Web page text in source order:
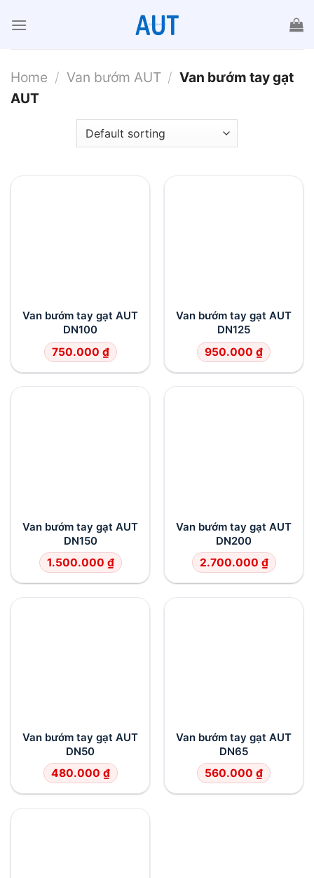
đến
Home / Van bướm AUT / Van bướm tay gạt
AUT
Van bướm tay gạt AUT
DN100
750.000 ₫
Van bướm tay gạt AUT
DN125
950.000 ₫
Van bướm tay gạt AUT
DN150
1.500.000 ₫
Van bướm tay gạt AUT
DN200
2.700.000 ₫
Van bướm tay gạt AUT
DN50
480.000 ₫
Van bướm tay gạt AUT
DN65
560.000 ₫